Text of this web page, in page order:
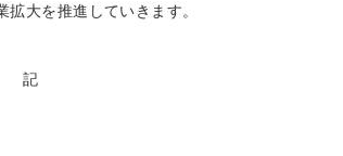
大を推進していきます。
記